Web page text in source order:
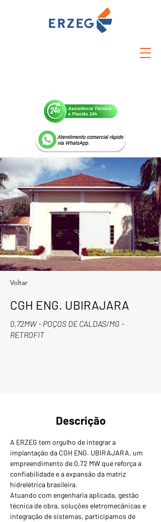
Voltar
CGH ENG. UBIRAJARA
0,72MW - POÇOS DE CALDAS/MG -
RETROFIT
Descrição
A ERZEG tem orgulho de integrar a
implantação da CGH ENG. UBIRAJARA, um
empreendimento de 0,72 MW que reforça a
confiabilidade e a expansão da matriz
hidrelétrica brasileira.
Atuando com engenharia aplicada, gestão
técnica de obra, soluções eletromecânicas e
integração de sistemas, participamos de